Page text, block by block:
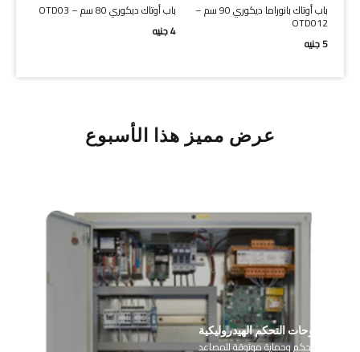
باب أوتاك بانوراما ديكوري 90 سم –
OTD012
5جنيه
باب أوتاك ديكوري 80 سم – OTD03
4جنيه
عرض مميز هذا الأسبوع
لوحات التحكم الهيدروليكية
أجزاء تحكم وحماية موثوقة للمصاعد